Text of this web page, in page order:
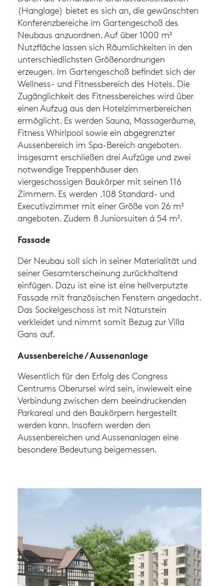
(Hanglage) bietet es sich an, die gewünschten
Konferenzbereiche im Gartengeschoß des
Neubaus anzuordnen. Auf über 1000 m²
Nutzfläche lassen sich Räumlichkeiten in den
unterschiedlichsten Größenordnungen
erzeugen. Im Gartengeschoß befindet sich der
Wellness- und Fitnessbereich des Hotels. Die
Zugänglichkeit des Fitnessbereiches wird über
einen Aufzug aus den Hotelzimmerbereichen
ermöglicht. Es werden Sauna, Massageräume,
Fitness Whirlpool sowie ein abgegrenzter
Aussenbereich im Spa-Bereich angeboten.
Insgesamt erschließen drei Aufzüge und zwei
notwendige Treppenhäuser den
viergeschossigen Baukörper mit seinen 116
Zimmern. Es werden .108 Standard- und
Executivzimmer mit einer Größe von 26 m²
angeboten. Zudem 8 Juniorsuiten á 54 m².
Fassade
Der Neubau soll sich in seiner Materialität und
seiner Gesamterscheinung zurückhaltend
einfügen. Dazu ist eine ist eine hellverputzte
Fassade mit französischen Fenstern angedacht.
Das Sockelgeschoss ist mit Naturstein
verkleidet und nimmt somit Bezug zur Villa
Gans auf.
Aussenbereiche / Aussenanlage
Wesentlich für den Erfolg des Congress
Centrums Oberursel wird sein, inwieweit eine
Verbindung zwischen dem beeindruckenden
Parkareal und den Baukörpern hergestellt
werden kann. Insofern werden den
Aussenbereichen und Aussenanlagen eine
besondere Bedeutung beigemessen.